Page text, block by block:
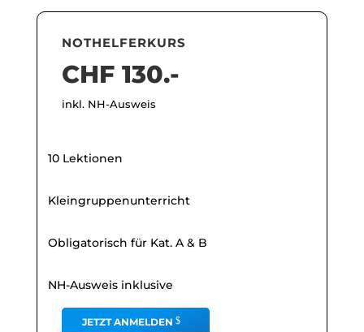
NOTHELFERKURS
CHF 130.-
inkl. NH-Ausweis
10 Lektionen
Kleingruppenunterricht
Obligatorisch für Kat. A & B
NH-Ausweis inklusive
JETZT ANMELDEN